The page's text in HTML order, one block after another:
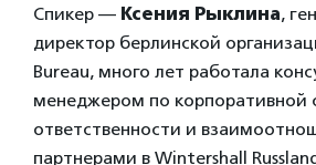
Спикер — Ксения Рыклина,
директор берлинской
Bureau, много лет работала
менеджером по корпоративной
ответственности и
партнерами в Wintershall